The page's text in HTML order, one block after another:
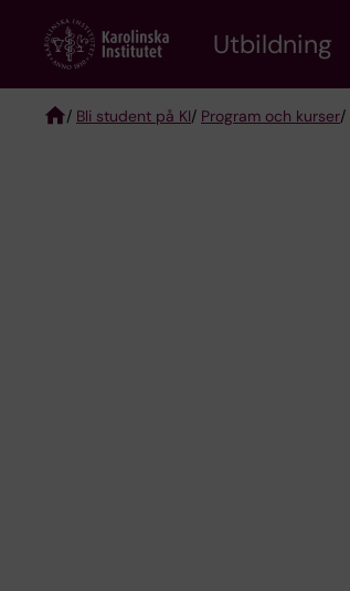
content
Utbildning
/ Bli student på KI/ Program och kurser/